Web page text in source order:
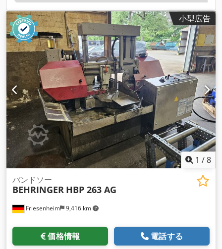
小型広告
1 /8
Friesenheim 9,416 km
バンドソー
BEHRINGER HBP 263 AG
価格情報 電話する